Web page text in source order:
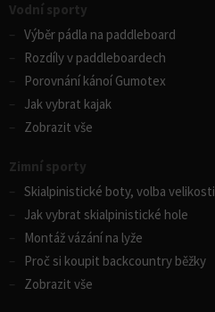
Vodní sporty
Výběr pádla na paddleboard
Rozdíly v paddleboardech
Porovnání kánoí Gumotex
Jak vybrat kajak
Zobrazit vše
Zimní sporty
Skialpinistické boty, volba velikosti
Jak vybrat skialpinistické hole
Montáž vázání na lyže
Proč si koupit backcountry běžky
Zobrazit vše